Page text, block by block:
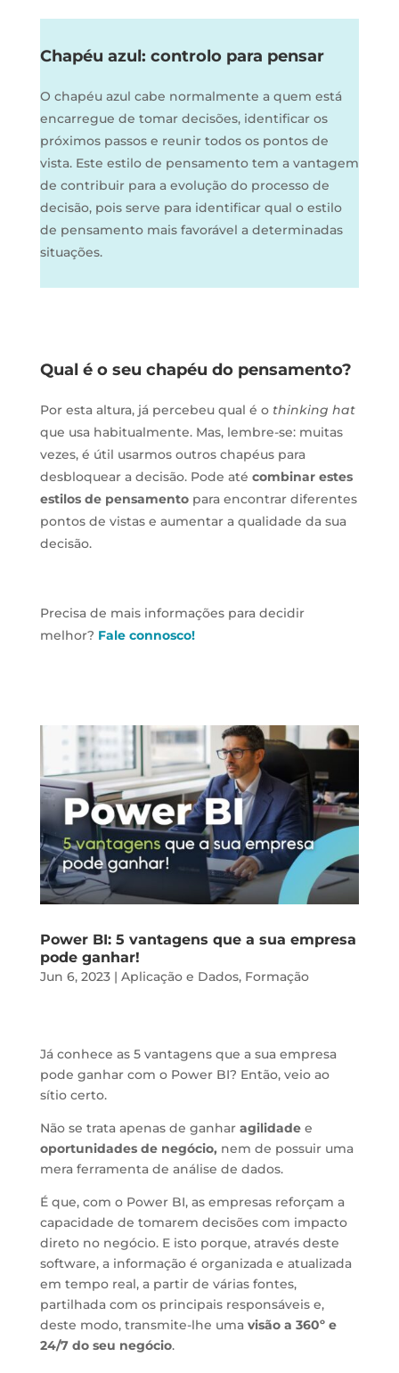
Chapéu azul: controlo para pensar
O chapéu azul cabe normalmente a quem está
encarregue de tomar decisões, identificar os
próximos passos e reunir todos os pontos de
vista. Este estilo de pensamento tem a vantagem
de contribuir para a evolução do processo de
decisão, pois serve para identificar qual o estilo
de pensamento mais favorável a determinadas
situações.
Qual é o seu chapéu do pensamento?
Por esta altura, já percebeu qual é o thinking hat
que usa habitualmente. Mas, lembre-se: muitas
vezes, é útil usarmos outros chapéus para
desbloquear a decisão. Pode até combinar estes
estilos de pensamentopara encontrar diferentes
pontos de vistas e aumentar a qualidade da sua
decisão.
Precisa de mais informações para decidir
melhor? Fale connosco!
Power BI: 5 vantagens que a sua empresa
pode ganhar!
Jun 6, 2023| Aplicação e Dados, Formação
Já conhece as 5 vantagens que a sua empresa
pode ganhar com o Power BI? Então, veio ao
sítio certo.
Não se trata apenas de ganhar agilidadee
oportunidades de negócio, nem de possuir uma
mera ferramenta de análise de dados.
É que, com o Power BI, as empresas reforçam a
capacidade de tomarem decisões com impacto
direto no negócio. E isto porque, através deste
software, a informação é organizada e atualizada
em tempo real, a partir de várias fontes,
partilhada com os principais responsáveis e,
deste modo, transmite-lhe uma visão a 360º e
24/7 do seu negócio.